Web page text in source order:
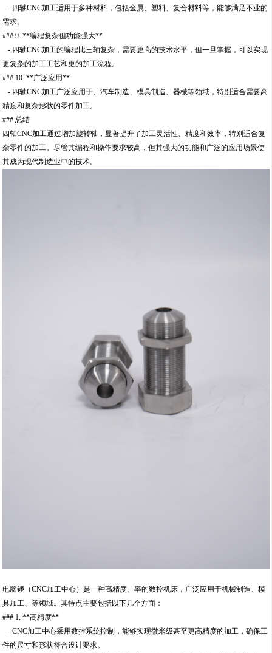
- 四轴CNC加工适用于多种材料，包括金属、塑料、复合材料等，能够满足不业的
需求。
### 9. **编程复杂但功能强大**
- 四轴CNC加工的编程比三轴复杂，需要更高的技术水平，但一旦掌握，可以实现
更复杂的加工工艺和更的加工流程。
### 10. **广泛应用**
- 四轴CNC加工广泛应用于、汽车制造、模具制造、器械等领域，特别适合需要高
精度和复杂形状的零件加工。
### 总结
四轴CNC加工通过增加旋转轴，显著提升了加工灵活性、精度和效率，特别适合复
杂零件的加工。尽管其编程和操作要求较高，但其强大的功能和广泛的应用场景使
其成为现代制造业中的技术。
电脑锣（CNC加工中心）是一种高精度、率的数控机床，广泛应用于机械制造、模
具加工、等领域。其特点主要包括以下几个方面：
### 1. **高精度**
- CNC加工中心采用数控系统控制，能够实现微米级甚至更高精度的加工，确保工
件的尺寸和形状符合设计要求。